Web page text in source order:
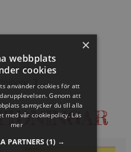
5-10 mb
×
webbplats
cookies
använder cookies för att
Genom att
samtycker du till alla
med vår cookiepolicy. Läs
mer
PARTNERS (1) →